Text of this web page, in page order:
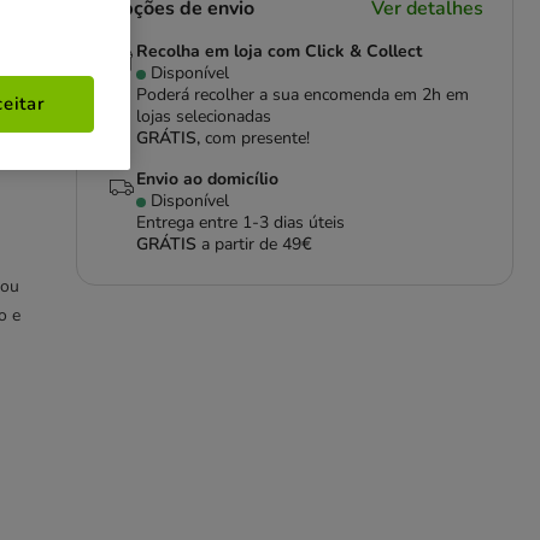
e
Opções de envio Ver detalhes
Recolha em loja com Click & Collect
Disponível
Poderá recolher a sua encomenda em 2h em
lojas selecionadas
GRÁTIS,com presente!
Envio ao domicílio
Disponível
Entrega entre 1-3 dias úteis
GRÁTIS a partir de 49€